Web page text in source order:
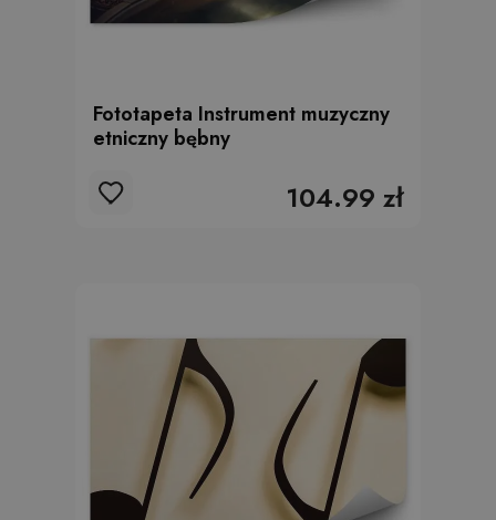
Fototapeta Instrument muzyczny
etniczny bębny
104.99 zł